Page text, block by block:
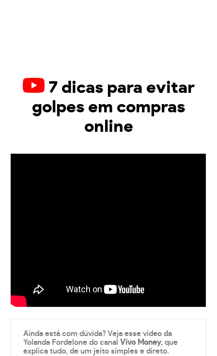
7 dicas para evitar
golpes em compras
online
Ainda está com dúvida? Veja esse vídeo da
Yolanda Fordelone do canalVivo Money, que
explica tudo, de um jeito simples e direto.